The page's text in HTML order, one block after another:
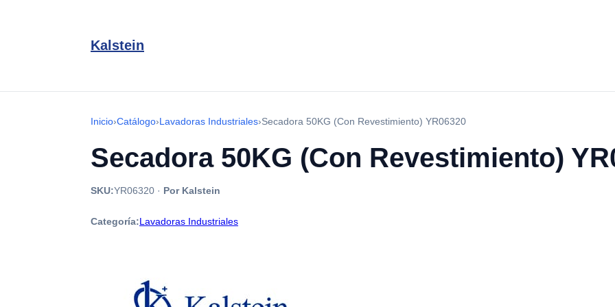
Kalstein
Inicio›Catálogo›Lavadoras Industriales›Secadora 50KG (Con Revestimiento) YR06320
Secadora 50KG (Con Revestimiento)
SKU:YR06320 · Por Kalstein
Categoría:Lavadoras Industriales